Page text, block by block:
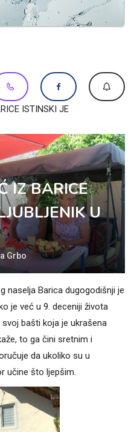
ISTINSKI JE
IZ BARICE
U
Grbo
naselja Barica dugogodišnji je
je već u 9. deceniji života
bašti koja je ukrašena
to ga čini sretnim i
da ukoliko su u
učine što ljepšim.